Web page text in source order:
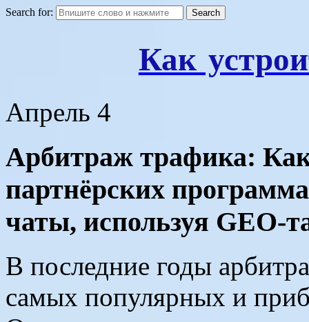
Search for:
Как
Апрель 4
Арбитраж трафика:
партнёрских
чаты, используя GEO-
В последние годы
самых популярных и